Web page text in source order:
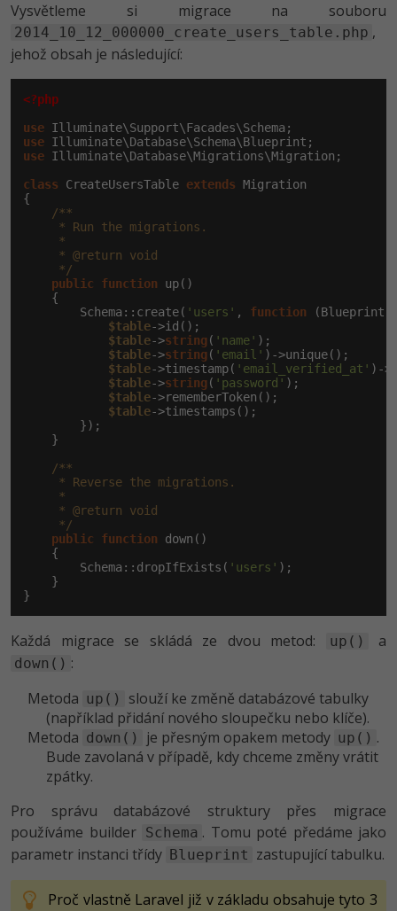
MS Office
Google Dokumenty
Windows
Linux
Sítě
Kybernetická bezpečnost
Elektronický podpis
Fórum
Fotografování
Fórum
Vysvětleme si migrace na souboru
2014_10_12_000000_create_users_table.php ,
jehož obsah je následující:
<?php
use
use
use Illuminate\Database\Migrations\Migration;
class CreateUsersTable extends Migration
{
/**
     * Run the migrations.
     *
     * @return void
     */
public
function up()
    {
        Schema::create(
'users' , function (Blueprint
$table->id();
$table->string( 'name' );
$table->string( 'email' )->unique();
$table->timestamp( 'email_verified_at' )-
$table->string( 'password' );
$table->rememberToken();
$table->timestamps();
        });
    }
/**
     * Reverse the migrations.
     *
     * @return void
     */
public
function down()
    {
        Schema::dropIfExists(
'users' );
    }
}
Každá migrace se skládá ze dvou metod: up() a
down() :
Metoda up()
slouží ke změně databázové tabulky
(například přidání nového sloupečku nebo klíče).
Metoda down() je přesným opakem metody up() .
Bude zavolaná v případě, kdy chceme změny vrátit
zpátky.
Pro správu databázové struktury přes migrace
používáme builder Schema . Tomu poté předáme jako
parametr instanci třídy Blueprint zastupující tabulku.
Proč vlastně Laravel již v základu obsahuje tyto 3